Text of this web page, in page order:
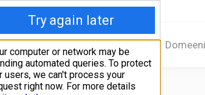
Serviços